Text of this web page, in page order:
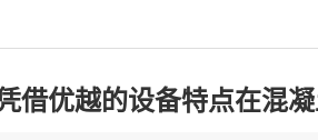
借优越的设备特点在混